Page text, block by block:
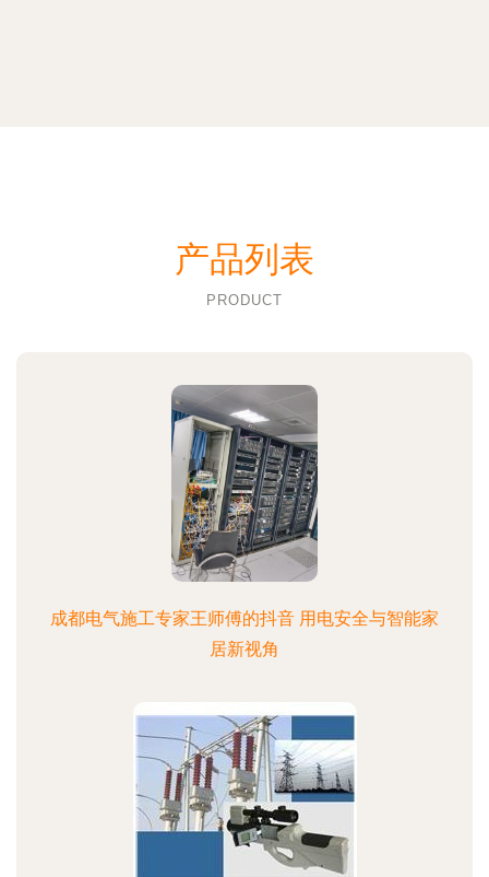
产品列表
PRODUCT
成都电气施工专家王师傅的抖音 用电安全与智能家
居新视角